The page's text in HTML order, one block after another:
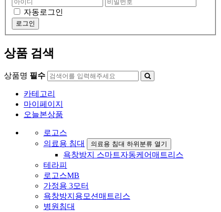
자동로그인
상품 검색
상품명 필수
카테고리
마이페이지
오늘본상품
로고스
의료용 침대
의료용 침대 하위분류 열기
욕창방지 스마트자동케어매트리스
테라피
로고스MB
가정용 3모터
욕창방지용모션매트리스
병원침대